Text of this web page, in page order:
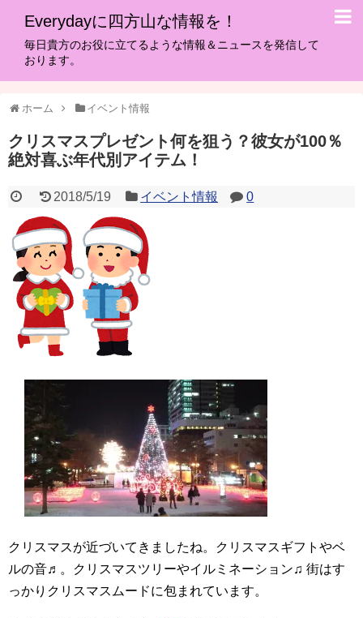
Everydayに四方山な情報を！
毎日貴方のお役に立てるような情報＆ニュースを発信して
おります。
ホーム イベント情報
クリスマスプレゼント何を狙う？彼女が100％
絶対喜ぶ年代別アイテム！
2018/5/19 イベント情報 0
クリスマスが近づいてきましたね。クリスマスギフトやベ
ルの音♬。クリスマスツリーやイルミネーション♫ 街はす
っかりクリスマスムードに包まれています。